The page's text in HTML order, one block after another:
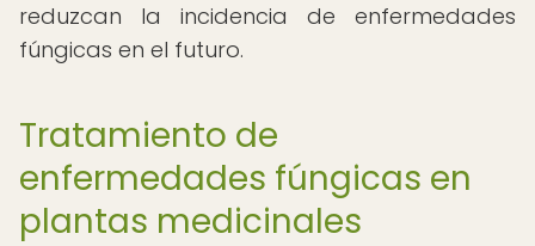
reduzcan la incidencia de enfermedades
fúngicas en el futuro.
Tratamiento de
enfermedades fúngicas en
plantas medicinales